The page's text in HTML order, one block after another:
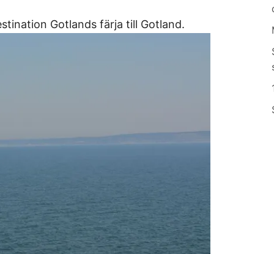
Gotlands färja till Gotland.